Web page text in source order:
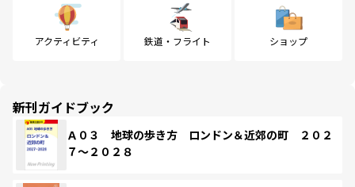
アクティビティ 鉄道・フライト ショップ
新刊ガイドブック
Ａ０３ 地球の歩き方 ロンドン＆近郊の町 ２０２
７～２０２８